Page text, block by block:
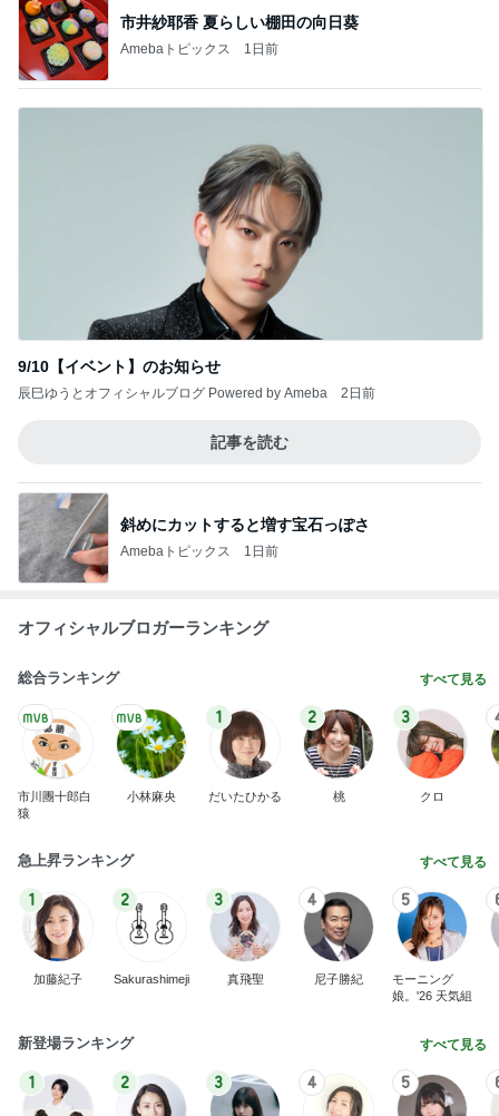
市井紗耶香 夏らしい棚田の向日葵
Amebaトピックス 1日前
9/10【イベント】のお知らせ
辰巳ゆうとオフィシャルブログ Powered by Ameba 2日前
記事を読む
斜めにカットすると増す宝石っぽさ
Amebaトピックス 1日前
オフィシャルブロガーランキング
総合ランキング すべて見る
市川團十郎白
猿
小林麻央
1
だいたひかる
2
桃
3
クロ
急上昇ランキング すべて見る
1
加藤紀子
2
Sakurashimeji
3
真飛聖
4
尼子勝紀
5
モーニング
娘。'26 天気組
新登場ランキング すべて見る
1 2 3 4 5